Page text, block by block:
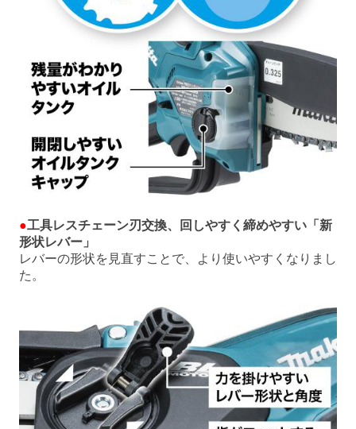
●工具レスチェーン刃交換、回しやすく締めやすい「新
形状レバー」
レバーの形状を見直すことで、より使いやすくなりまし
た。